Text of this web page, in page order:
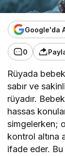
Google'da
0
Rüyada
sabır ve
rüyadır.
hassas
simgelerken;
kontrol altına
ifade eder.